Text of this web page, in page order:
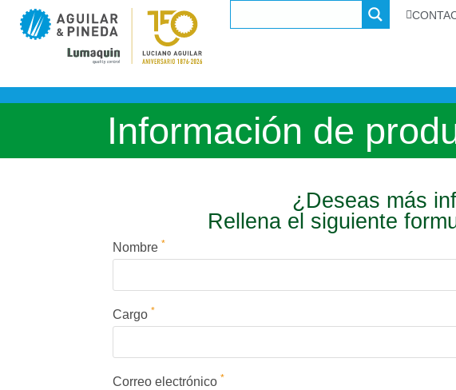
Información de
¿Deseas más
Rellena el siguiente
Nombre *
Cargo *
Correo electrónico *